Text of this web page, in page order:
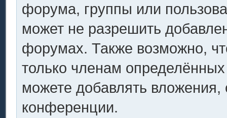
форума, группы или
может не разрешить
форумах. Также возможно,
только членам
можете добавлять
конференции.